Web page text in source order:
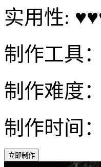
实用性:
制作工具
制作难度
制作时间
立即制作